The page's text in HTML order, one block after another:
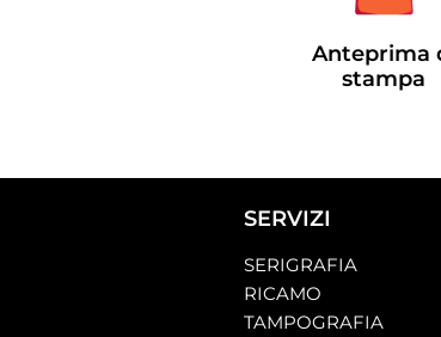
Anteprima
stampa
SERVIZI
SERIGRAFIA
RICAMO
TAMPOGRAFIA